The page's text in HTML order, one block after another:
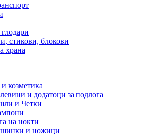
стикови, блокови
храна
козметика
и додатоци за подлога
и Четки
на нокти
и ножици